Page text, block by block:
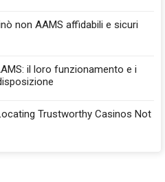
non AAMS affidabili e sicuri
il loro funzionamento e i
Trustworthy Casinos Not